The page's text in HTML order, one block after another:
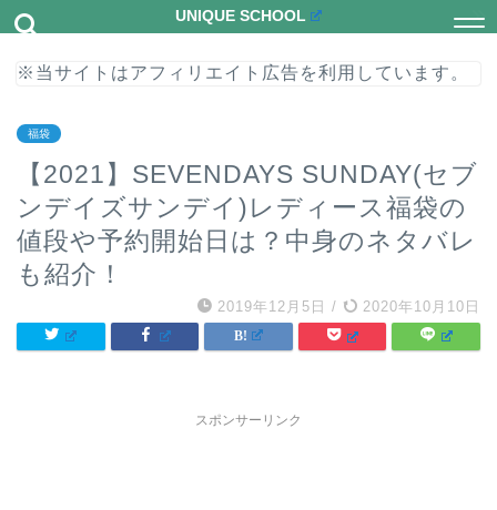
UNIQUE SCHOOL
※当サイトはアフィリエイト広告を利用しています。
福袋
【2021】SEVENDAYS SUNDAY(セブ
ンデイズサンデイ)レディース福袋の
値段や予約開始日は？中身のネタバレ
も紹介！
2019年12月5日 / 2020年10月10日
スポンサーリンク